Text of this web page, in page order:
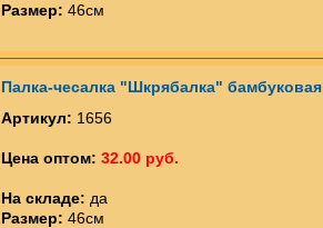
Размер: 46см
Палка-чесалка "Шкрябалка" бамбуковая
Артикул: 1656
Цена оптом: 32.00 руб.
На складе: да
Размер: 46см